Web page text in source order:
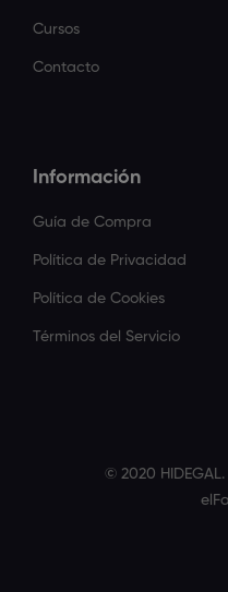
Cursos
Contacto
Información
Guía de Compra
Política de Privacidad
Política de Cookies
Términos del Servicio
© 2020